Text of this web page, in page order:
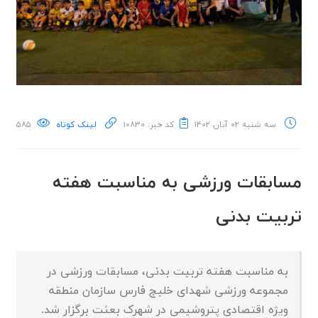
سه شنبه ۰۲ آبان ۱۴۰۲ کد خبر: ۱۰۸۳۰ لینک کوتاه ۵۸۵
مسابقات ورزشی به مناسبت هفته
تربیت بدنی
به مناسبت هفته تربیت بدنی، مسابقات ورزشی در
مجموعه ورزشی شهدای خلیج فارس سازمان منطقه
ویژه اقتصادی پتروشیمی در شهرک بعثت برگزار شد.